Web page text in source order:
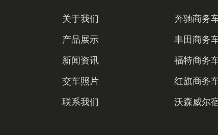
关于我们
产品展示
新闻资讯
交车照片
联系我们
奔驰商务
丰田商务
福特商务
红旗商务
沃森威尔